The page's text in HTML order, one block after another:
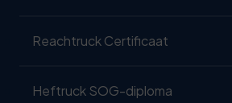
Reachtruck Certificaat
Heftruck SOG-diploma